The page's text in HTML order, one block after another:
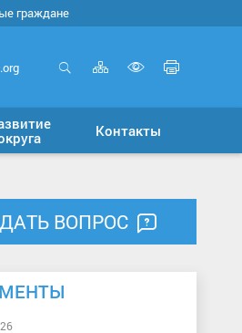
граждане
Карта
сайта
версию
для
Контакты
ВОПРОС